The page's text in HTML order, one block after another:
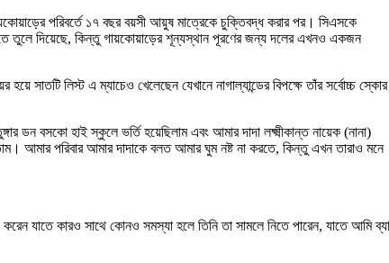
পরিবর্তে ১৭ বছর বয়সী আয়ুষ মাত্রেকে চুক্তিবদ্ধ করার পর। সিএসকে
তুলে দিয়েছে, কিন্তু গায়কোয়াড়ের শূন্যস্থান পূরণের জন্য দলের এখনও একজন
সাতটি লিস্ট এ ম্যাচেও খেলেছেন যেখানে নাগাল্যান্ডের বিপক্ষে তাঁর সর্বোচ্চ স্কোর
বসকো হাই স্কুলে ভর্তি হয়েছিলাম এবং আমার দাদা লক্ষ্মীকান্ত নায়েক (নানা)
আমার পরিবার আমার দাদাকে বলত আমার ঘুম নষ্ট না করতে, কিন্তু এখন তারাও মনে
যাতে কারও সাথে কোনও সমস্যা হলে তিনি তা সামলে নিতে পারেন, যাতে আমি